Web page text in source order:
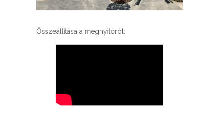
Összeállítása a megnyitóról: